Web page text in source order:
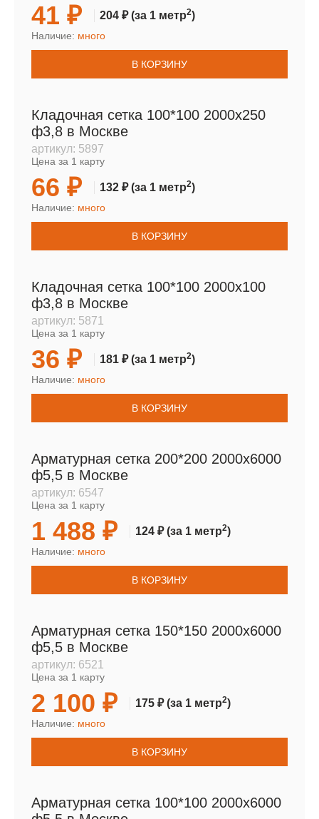
41 ₽ 204 ₽(за 1 метр2)
Наличие: много
В КОРЗИНУ
Кладочная сетка 100*100 2000х250
ф3,8 в Москве
артикул: 5897
Цена за 1 карту
66 ₽ 132 ₽(за 1 метр2)
Наличие: много
В КОРЗИНУ
Кладочная сетка 100*100 2000х100
ф3,8 в Москве
артикул: 5871
Цена за 1 карту
36 ₽ 181 ₽(за 1 метр2)
Наличие: много
В КОРЗИНУ
Арматурная сетка 200*200 2000х6000
ф5,5 в Москве
артикул: 6547
Цена за 1 карту
1 488 ₽ 124 ₽(за 1 метр2)
Наличие: много
В КОРЗИНУ
Арматурная сетка 150*150 2000х6000
ф5,5 в Москве
артикул: 6521
Цена за 1 карту
2 100 ₽ 175 ₽(за 1 метр2)
Наличие: много
В КОРЗИНУ
Арматурная сетка 100*100 2000х6000